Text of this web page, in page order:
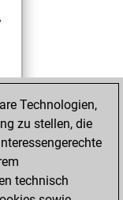
Technologien,
zu stellen, die
technisch